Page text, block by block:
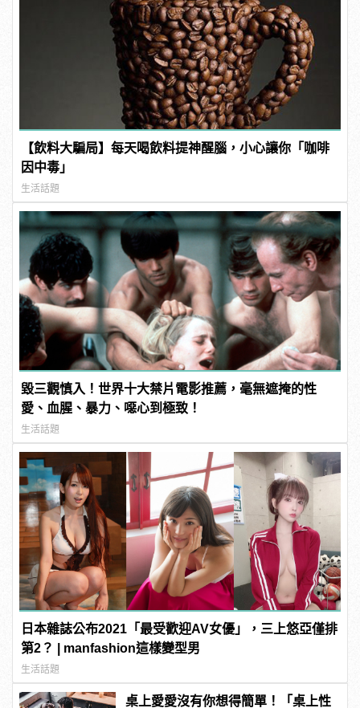
【飲料大騙局】每天喝飲料提神醒腦，小心讓你「咖啡
因中毒」
生活話題
毀三觀慎入！世界十大禁片電影推薦，毫無遮掩的性
愛、血腥、暴力、噁心到極致！
生活話題
日本雜誌公布2021「最受歡迎AV女優」，三上悠亞僅排
第2？ | manfashion這樣變型男
生活話題
桌上愛愛沒有你想得簡單！「桌上性